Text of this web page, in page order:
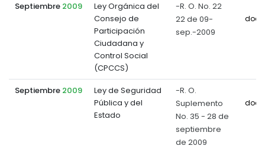
Septiembre 2009
Ley Orgánica del
Consejo de
Participación
Ciudadana y
Control Social
(CPCCS)
-R. O. No. 22
22 de 09-
sep.-2009
Septiembre 2009
Ley de Seguridad
Pública y del
Estado
-R. O.
Suplemento
No. 35 - 28 de
septiembre
de 2009